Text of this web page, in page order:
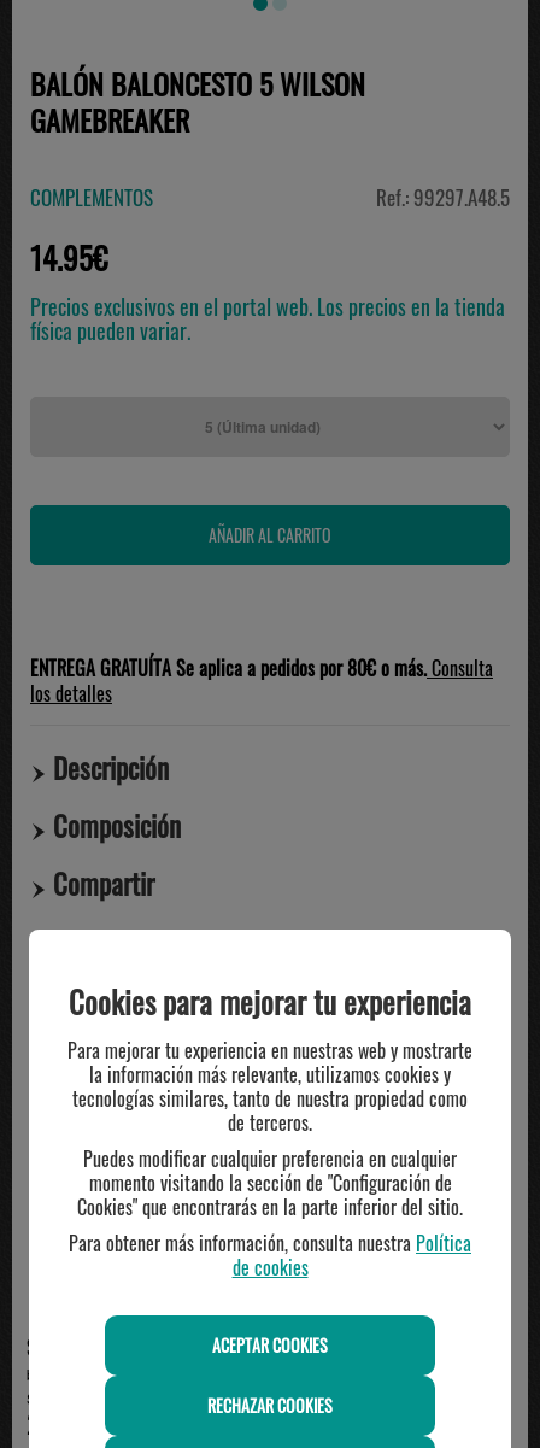
BALÓN BALONCESTO 5 WILSON
GAMEBREAKER
COMPLEMENTOS Ref.: 99297.A48.5
14.95€
Precios exclusivos en el portal web. Los precios en la tienda
física pueden variar.
ENTREGA GRATUÍTA Se aplica a pedidos por 80€ o más.Consulta
los detalles
Descripción
Composición
Compartir
TE PUEDE INTERESAR
SPALDING
balón de baloncesto spalding 7
STREET GHOST, gr...
29.90€
JIM
Balón Wilson Tricolor Talla 5 -
Baloncesto Juni...
25.80€
Cookies para mejorar tu experiencia
Para mejorar tu experiencia en nuestras web y mostrarte
la información más relevante, utilizamos cookies y
tecnologías similares, tanto de nuestra propiedad como
de terceros.
Puedes modificar cualquier preferencia en cualquier
momento visitando la sección de "Configuración de
Cookies" que encontrarás en la parte inferior del sitio.
Para obtener más información, consulta nuestra Política
de cookies
ACEPTAR COOKIES
RECHAZAR COOKIES